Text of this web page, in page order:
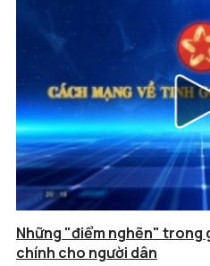
Những "điểm nghẽn" trong
chính cho người dân